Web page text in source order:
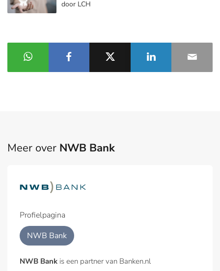
door LCH
Meer over NWB Bank
Profielpagina
NWB Bank
NWB Bank is een partner van Banken.nl